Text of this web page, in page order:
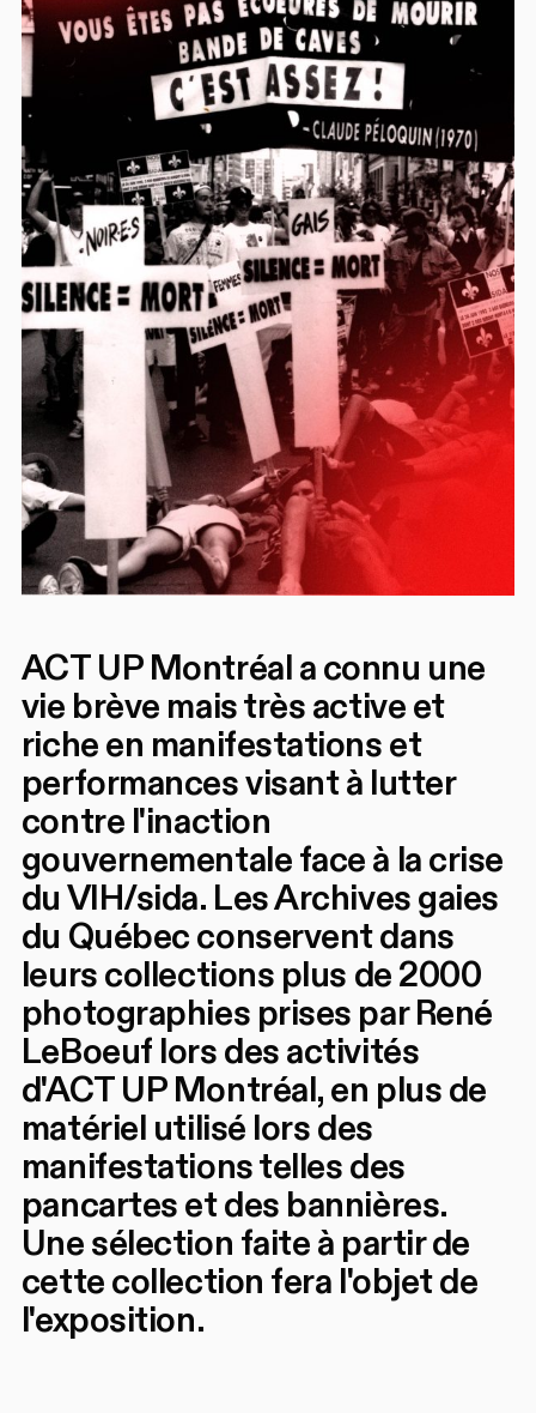
ACT UP Montréal a connu une
vie brève mais très active et
riche en manifestations et
performances visant à lutter
contre l'inaction
gouvernementale face à la crise
du VIH/sida. Les Archives gaies
du Québec conservent dans
leurs collections plus de 2000
photographies prises par René
LeBoeuf lors des activités
d'ACT UP Montréal, en plus de
matériel utilisé lors des
manifestations telles des
pancartes et des bannières.
Une sélection faite à partir de
cette collection fera l'objet de
l'exposition.